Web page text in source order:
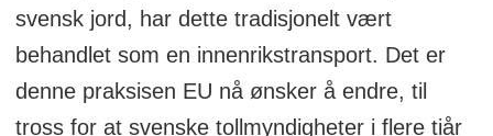
svensk jord, har dette tradisjonelt vært
behandlet som en innenrikstransport. Det er
denne praksisen EU nå ønsker å endre, til
tross for at svenske tollmyndigheter i flere tiår